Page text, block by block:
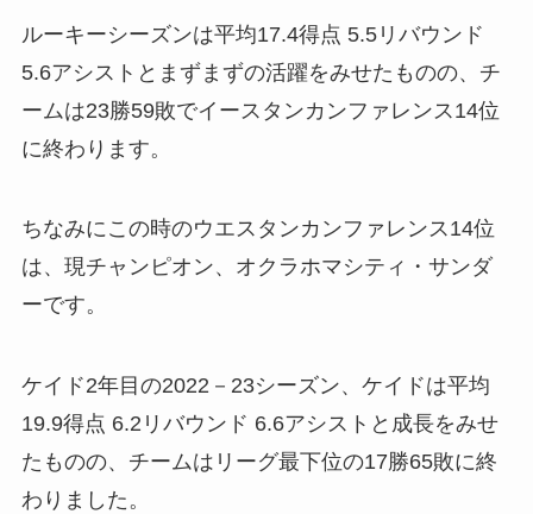
ルーキーシーズンは平均17.4得点 5.5リバウンド
5.6アシストとまずまずの活躍をみせたものの、チ
ームは23勝59敗でイースタンカンファレンス14位
に終わります。
ちなみにこの時のウエスタンカンファレンス14位
は、現チャンピオン、オクラホマシティ・サンダ
ーです。
ケイド2年目の2022－23シーズン、ケイドは平均
19.9得点 6.2リバウンド 6.6アシストと成長をみせ
たものの、チームはリーグ最下位の17勝65敗に終
わりました。